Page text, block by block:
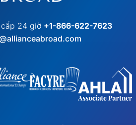
24 giờ +1-866-622-7623